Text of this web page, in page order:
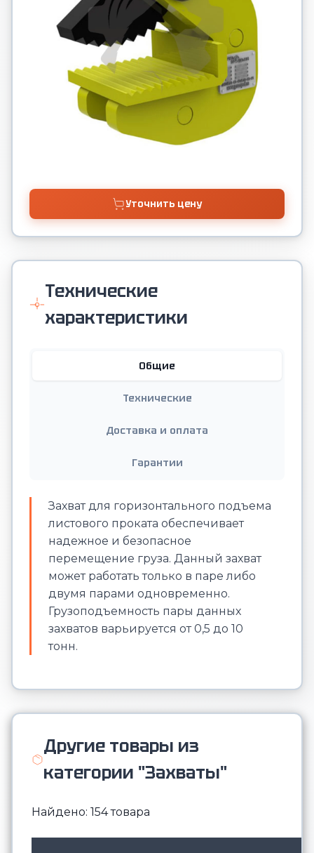
Уточнить цену
Технические
характеристики
Общие
Технические
Доставка и оплата
Гарантии
Захват для горизонтального подъема
листового проката обеспечивает
надежное и безопасное
перемещение груза. Данный захват
может работать только в паре либо
двумя парами одновременно.
Грузоподъемность пары данных
захватов варьируется от 0,5 до 10
тонн.
Другие товары из
категории "Захваты"
Найдено: 154 товара